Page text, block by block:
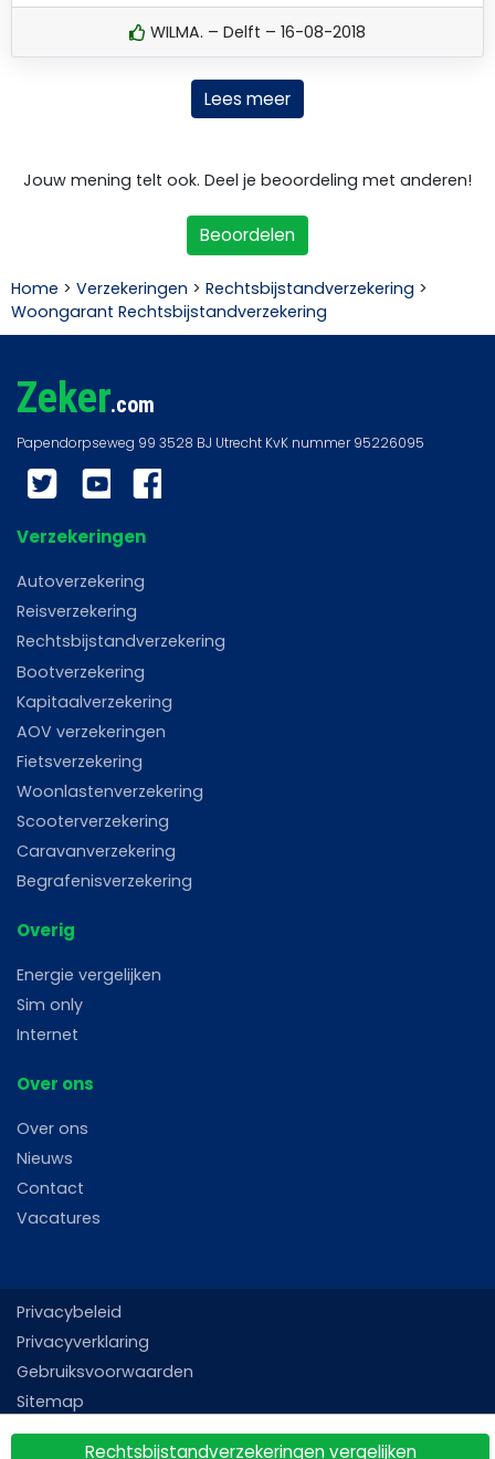
Rechtsbijstandverzekeringen vergelijken
WILMA. – Delft – 16-08-2018
Lees meer
Jouw mening telt ook. Deel je beoordeling met anderen!
Beoordelen
Home > Verzekeringen > Rechtsbijstandverzekering >
Woongarant Rechtsbijstandverzekering
Zeker.com
Twitter YouTube
Verzekeringen
Autoverzekering
Reisverzekering
Rechtsbijstandverzekering
Bootverzekering
Kapitaalverzekering
AOV verzekeringen
Fietsverzekering
Woonlastenverzekering
Scooterverzekering
Caravanverzekering
Begrafenisverzekering
Overig
Energie vergelijken
Sim only
Internet
Over ons
Over ons
Nieuws
Contact
Vacatures
Privacybeleid
Privacyverklaring
Gebruiksvoorwaarden
Sitemap